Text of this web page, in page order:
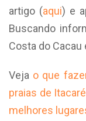
artigo (aqui) e
Buscando
Costa do Cacau
Veja o que
praias de Itacaré
melhores